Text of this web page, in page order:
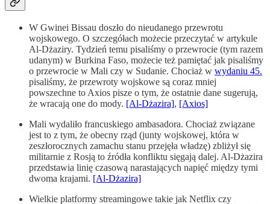
W Gwinei Bissau doszło do nieudanego przewrotu
wojskowego. O szczegółach możecie przeczytać w artykule
Al-Dżaziry. Tydzień temu pisaliśmy o przewrocie (tym razem
udanym) w Burkina Faso, możecie też pamiętać jak pisaliśmy
o przewrocie w Mali czy w Sudanie. Chociaż w wydaniu 45.
pisaliśmy, że przewroty wojskowe są coraz mniej
powszechne to Axios pisze o tym, że ostatnie dane sugerują,
że wracają one do mody. [Al-Dżazira], [Axios]
Mali wydaliło francuskiego ambasadora. Chociaż związane
jest to z tym, że obecny rząd (junty wojskowej, która w
zeszłorocznych zamachu stanu przejęła władzę) zbliżył się
militarnie z Rosją to źródła konfliktu sięgają dalej. Al-Dżazira
przedstawia linię czasową narastających napięć między tymi
dwoma krajami. [Al-Dżazira]
Wielkie platformy streamingowe takie jak Netflix czy